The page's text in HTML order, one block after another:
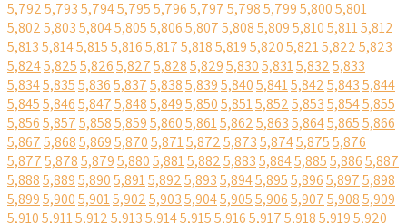
5,7925,7935,7945,7955,7965,7975,7985,7995,8005,801
5,8025,8035,8045,8055,8065,8075,8085,8095,8105,8115,812
5,8135,8145,8155,8165,8175,8185,8195,8205,8215,8225,823
5,8245,8255,8265,8275,8285,8295,8305,8315,8325,833
5,8345,8355,8365,8375,8385,8395,8405,8415,8425,8435,844
5,8455,8465,8475,8485,8495,8505,8515,8525,8535,8545,855
5,8565,8575,8585,8595,8605,8615,8625,8635,8645,8655,866
5,8675,8685,8695,8705,8715,8725,8735,8745,8755,876
5,8775,8785,8795,8805,8815,8825,8835,8845,8855,8865,887
5,8885,8895,8905,8915,8925,8935,8945,8955,8965,8975,898
5,8995,9005,9015,9025,9035,9045,9055,9065,9075,9085,909
5,9105,9115,9125,9135,9145,9155,9165,9175,9185,9195,920